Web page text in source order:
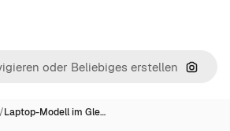
Nach
/Laptop-Modell im Gle…